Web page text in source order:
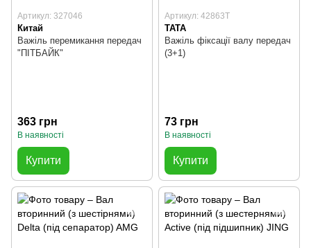
Артикул: 327046
Китай
Важіль перемикання передач
"ПІТБАЙК"
363 грн
В наявності
Купити
Артикул: 42863T
TATA
Важіль фіксації валу передач
(3+1)
73 грн
В наявності
Купити